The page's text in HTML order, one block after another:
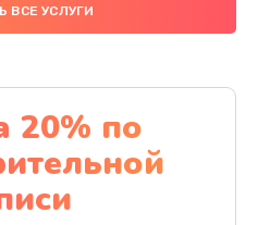
чистка
(экрана)
руб.
ВСЕ УСЛУГИ
20% по